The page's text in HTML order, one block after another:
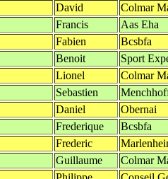
David
Colmar
Francis
Aas Eha
Fabien
Bcsbfa
Benoit
Sport
Lionel
Colmar
Sebastien
Daniel
Obernai
Frederique
Bcsbfa
Frederic
Guillaume
Colmar